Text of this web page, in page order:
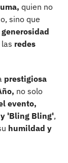
quien no
sino que
redes
prestigiosa
no solo
evento,
'Bling Bling',
humildad y